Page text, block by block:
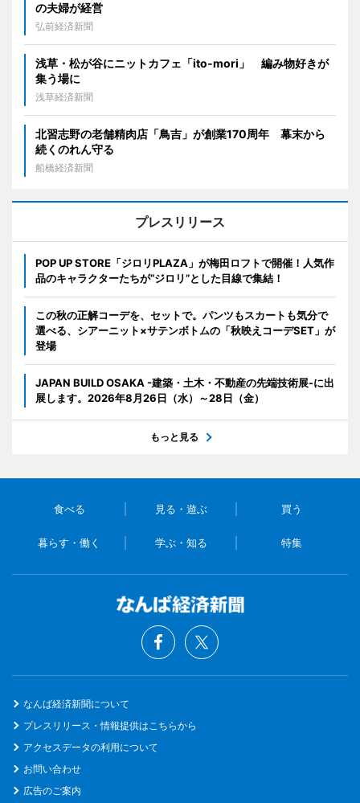
の夫婦が経営
弘前経済新聞
浅草・松が谷にニットカフェ「ito-mori」 編み物好きが
集う場に
浅草経済新聞
北習志野の老舗精肉店「鳥吉」が創業170周年 幕末から
続くのれん守る
船橋経済新聞
プレスリリース
POP UP STORE「ジロリPLAZA」が梅田ロフトで開催！人気作
品のキャラクターたちが“ジロリ”とした目線で集結！
この秋の正解コーデを、セットで。パンツもスカートも気分で
選べる、シアーニット×サテンボトムの「秋映えコーデSET」が
登場
JAPAN BUILD OSAKA -建築・土木・不動産の先端技術展-に出
展します。2026年8月26日（水）～28日（金）
もっと見る
食べる 見る・遊ぶ 買う
暮らす・働く 学ぶ・知る 特集
なんば経済新聞について
プレスリリース・情報提供はこちらから
アクセスデータの利用について
お問い合わせ
広告のご案内